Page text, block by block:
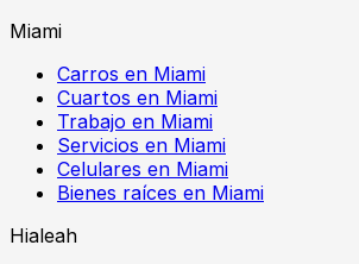
Miami
Carros en Miami
Cuartos en Miami
Trabajo en Miami
Servicios en Miami
Celulares en Miami
Bienes raíces en Miami
Hialeah